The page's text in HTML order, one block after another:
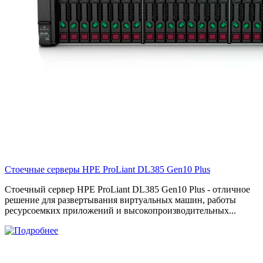
Стоечные серверы HPE ProLiant DL385 Gen10 Plus
Стоечный сервер HPE ProLiant DL385 Gen10 Plus - отличное
решение для развертывания виртуальных машин, работы
ресурсоемких приложений и высокопроизводительных...